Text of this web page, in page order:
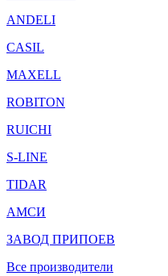
ANDELI
CASIL
MAXELL
ROBITON
RUICHI
S-LINE
TIDAR
АМСИ
ЗАВОД ПРИПОЕВ
Все производители